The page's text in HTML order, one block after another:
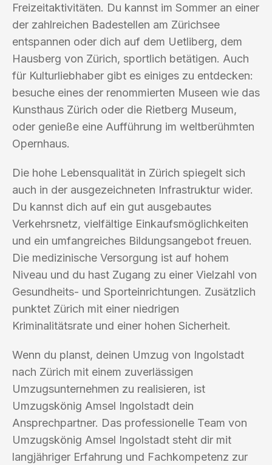
Freizeitaktivitäten. Du kannst im Sommer an einer
der zahlreichen Badestellen am Zürichsee
entspannen oder dich auf dem Uetliberg, dem
Hausberg von Zürich, sportlich betätigen. Auch
für Kulturliebhaber gibt es einiges zu entdecken:
besuche eines der renommierten Museen wie das
Kunsthaus Zürich oder die Rietberg Museum,
oder genieße eine Aufführung im weltberühmten
Opernhaus.
Die hohe Lebensqualität in Zürich spiegelt sich
auch in der ausgezeichneten Infrastruktur wider.
Du kannst dich auf ein gut ausgebautes
Verkehrsnetz, vielfältige Einkaufsmöglichkeiten
und ein umfangreiches Bildungsangebot freuen.
Die medizinische Versorgung ist auf hohem
Niveau und du hast Zugang zu einer Vielzahl von
Gesundheits- und Sporteinrichtungen. Zusätzlich
punktet Zürich mit einer niedrigen
Kriminalitätsrate und einer hohen Sicherheit.
Wenn du planst, deinen Umzug von Ingolstadt
nach Zürich mit einem zuverlässigen
Umzugsunternehmen zu realisieren, ist
Umzugskönig Amsel Ingolstadt dein
Ansprechpartner. Das professionelle Team von
Umzugskönig Amsel Ingolstadt steht dir mit
langjähriger Erfahrung und Fachkompetenz zur